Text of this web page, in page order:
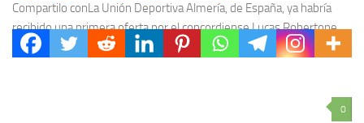
Compartilo conLa Unión Deportiva Almería, de España, ya habría
recibido una primera oferta por el concordiense Lucas Robertone,
surgido del Club Salto Grande, quien sería...
0